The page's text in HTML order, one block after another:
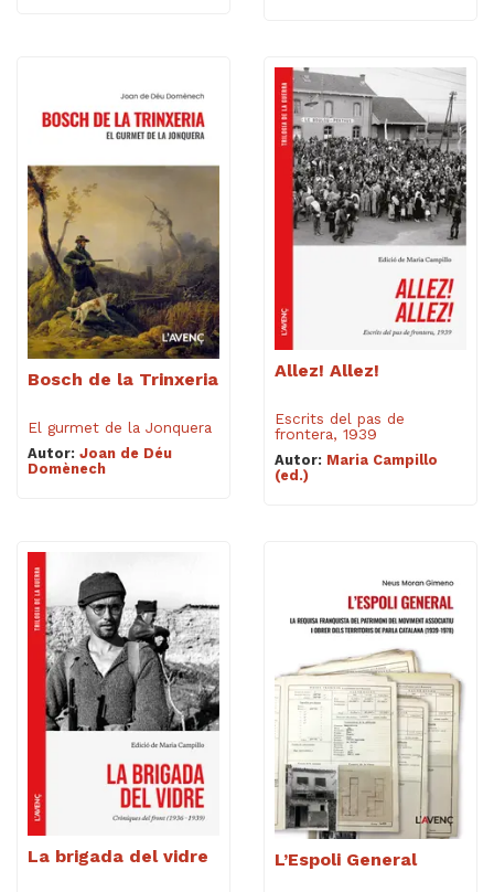
Bosch de la Trinxeria
El gurmet de la Jonquera
Autor: Joan de Déu
Domènech
Allez! Allez!
Escrits del pas de
frontera, 1939
Autor: Maria Campillo
(ed.)
La brigada del vidre L’Espoli General